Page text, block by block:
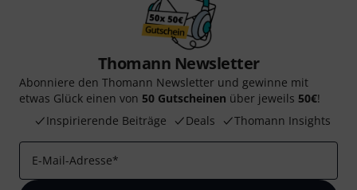
Thomann Newsletter
Abonniere den Thomann Newsletter und gewinne mit
etwas Glück einen von 50 Gutscheinen über jeweils 50€!
Inspirierende Beiträge
Deals Thomann Insights
E-Mail-Adresse*